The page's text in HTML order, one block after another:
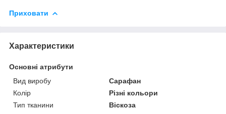
Приховати
Характеристики
Основні атрибути
Вид виробу
Сарафан
Колір
Різні кольори
Тип тканини
Віскоза